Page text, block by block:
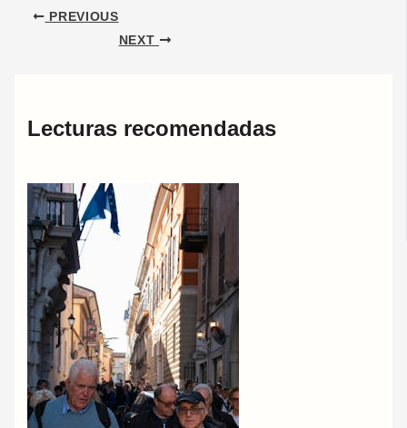
PREVIOUS
NEXT
Lecturas recomendadas